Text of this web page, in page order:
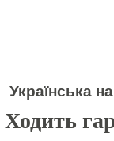
Українська
Ходить